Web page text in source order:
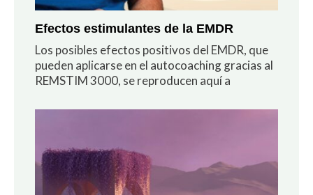
Efectos estimulantes de la EMDR
Los posibles efectos positivos del EMDR, que
pueden aplicarse en el autocoaching gracias al
REMSTIM 3000, se reproducen aquí a